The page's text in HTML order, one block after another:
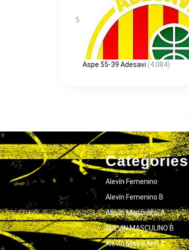
Aspe 55-39 Adesavi (4.084)
Categories
Alevín Femenino
Alevín Femenino B
Alevín Masculino A
ALEVIN MASCULINO B
Alevín Masculino C